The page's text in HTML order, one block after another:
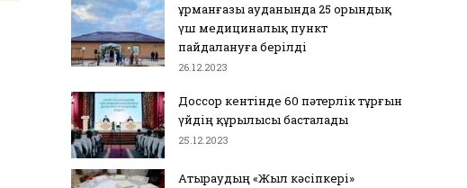
31.10.2023 0
Атырауда эхинококкоз
ауруының 9 жағдайы тіркелді
31.10.2023
Қағаз стақандар
Құрманғазы ауданында 25 орындық
үш медициналық пункт
пайдалануға берілді
26.12.2023
Доссор кентінде 60 пәтерлік тұрғын
үйдің құрылысы басталады
25.12.2023
Атыраудың «Жыл кәсіпкері»